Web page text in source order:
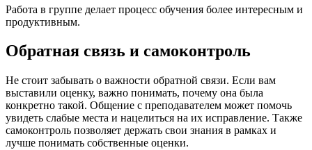
Работа в группе делает процесс обучения более интересным и
продуктивным.
Обратная связь и самоконтроль
Не стоит забывать о важности обратной связи. Если вам
выставили оценку, важно понимать, почему она была
конкретно такой. Общение с преподавателем может помочь
увидеть слабые места и нацелиться на их исправление. Также
самоконтроль позволяет держать свои знания в рамках и
лучше понимать собственные оценки.